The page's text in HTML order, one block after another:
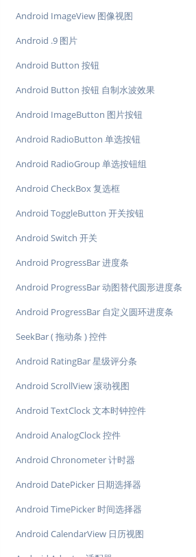
Android ImageView 图像视图
Android .9 图片
Android Button 按钮
Android Button 按钮 自制水波效果
Android ImageButton 图片按钮
Android RadioButton 单选按钮
Android RadioGroup 单选按钮组
Android CheckBox 复选框
Android ToggleButton 开关按钮
Android Switch 开关
Android ProgressBar 进度条
Android ProgressBar 动图替代圆形进度条
Android ProgressBar 自定义圆环进度条
SeekBar ( 拖动条 ) 控件
Android RatingBar 星级评分条
Android ScrollView 滚动视图
Android TextClock 文本时钟控件
Android AnalogClock 控件
Android Chronometer 计时器
Android DatePicker 日期选择器
Android TimePicker 时间选择器
Android CalendarView 日历视图